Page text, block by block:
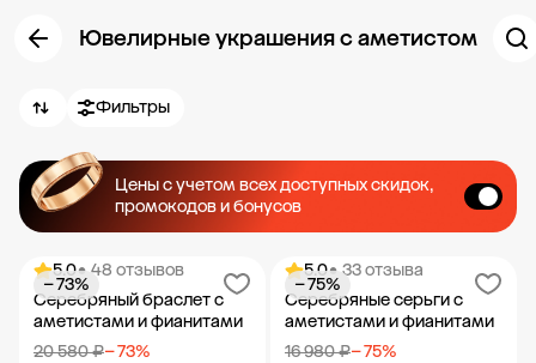
Ювелирные украшения с аметистом
Фильтры
Цены с учетом всех доступных скидок,
промокодов и бонусов
5.0• 48 отзывов
Серебряный браслет с
аметистами и фианитами
20 580 ₽− 73%
− 73%
5.0• 33 отзыва
Серебряные серьги с
аметистами и фианитами
16 980 ₽− 75%
− 75%